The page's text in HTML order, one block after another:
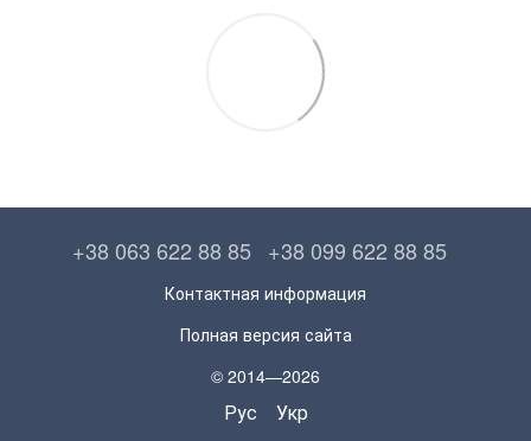
+38 063 622 88 85 +38 099 622 88 85
Контактная информация
Полная версия сайта
© 2014—2026
Рус Укр